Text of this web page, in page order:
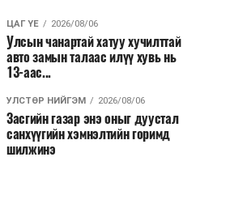
ЦАГ ҮЕ 2026/08/06
Улсын чанартай хатуу хучилттай
авто замын талаас илүү хувь нь
13-аас...
УЛСТӨР НИЙГЭМ 2026/08/06
Засгийн газар энэ оныг дуустал
санхүүгийн хэмнэлтийн горимд
шилжинэ